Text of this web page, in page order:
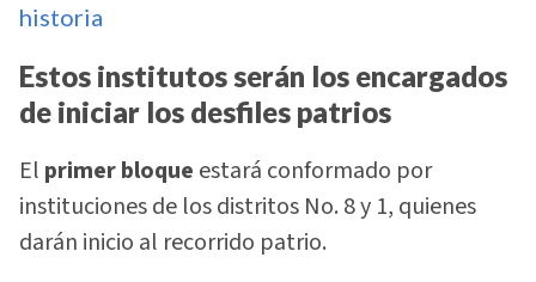
historia
Estos institutos serán los encargados
de iniciar los desfiles patrios
El primer bloque estará conformado por
instituciones de los distritos No. 8 y 1, quienes
darán inicio al recorrido patrio.